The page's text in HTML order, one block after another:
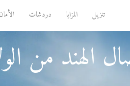
تنزيل المزايا دردشات الأمان
الهند من